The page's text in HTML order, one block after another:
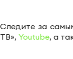
Следите за
ТВ», Youtube, а